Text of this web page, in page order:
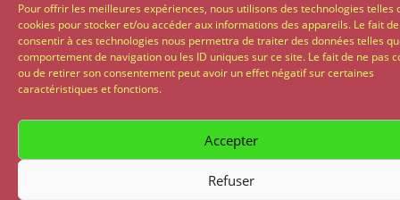
Pour offrir les meilleures expériences, nous utilisons des technologies telles
cookies pour stocker et/ou accéder aux informations des appareils. Le fait de
consentir à ces technologies nous permettra de traiter des données telles
comportement de navigation ou les ID uniques sur ce site. Le fait de ne pas
ou de retirer son consentement peut avoir un effet négatif sur certaines
caractéristiques et fonctions.
Accepter
Refuser